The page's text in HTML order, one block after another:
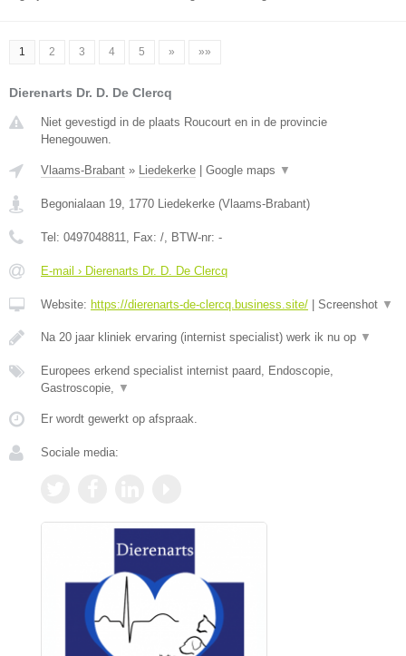
1 2 3 4 5 » »»
Dierenarts Dr. D. De Clercq
Niet gevestigd in de plaats Roucourt en in de provincie
Henegouwen.
Vlaams-Brabant » Liedekerke Google maps ▼
Begonialaan 19, 1770 Liedekerke (Vlaams-Brabant)
Tel: 0497048811, Fax: /, BTW-nr: -
E-mail › Dierenarts Dr. D. De Clercq
Website: https://dierenarts-de-clercq.business.site/ Screenshot ▼
Na 20 jaar kliniek ervaring (internist specialist) werk ik nu op ▼
Europees erkend specialist internist paard, Endoscopie,
Gastroscopie, ▼
Er wordt gewerkt op afspraak.
Sociale media: